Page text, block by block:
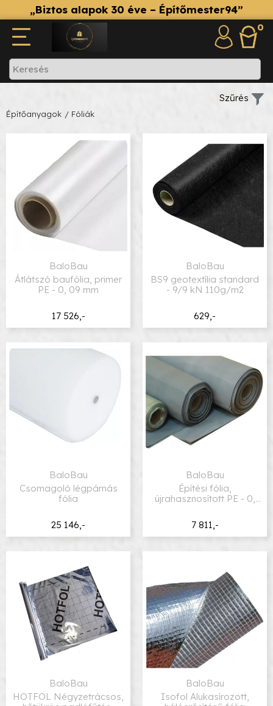
„Biztos alapok 30 éve – Építőmester94”
0
Építőanyagok / Fóliák
17 526,-
BaloBau
Átlátszó baufólia, primer
PE - 0, 09 mm
629,-
BaloBau
BS9 geotextília standard
- 9/9 kN 110g/m2
25 146,-
BaloBau
Csomagoló légpárnás
fólia
7 811,-
BaloBau
Építési fólia,
újrahasznosított PE - 0,
BaloBau
HOTFOL Négyzetrácsos,
BaloBau
Isofol Alukasírozott,
Szűrés